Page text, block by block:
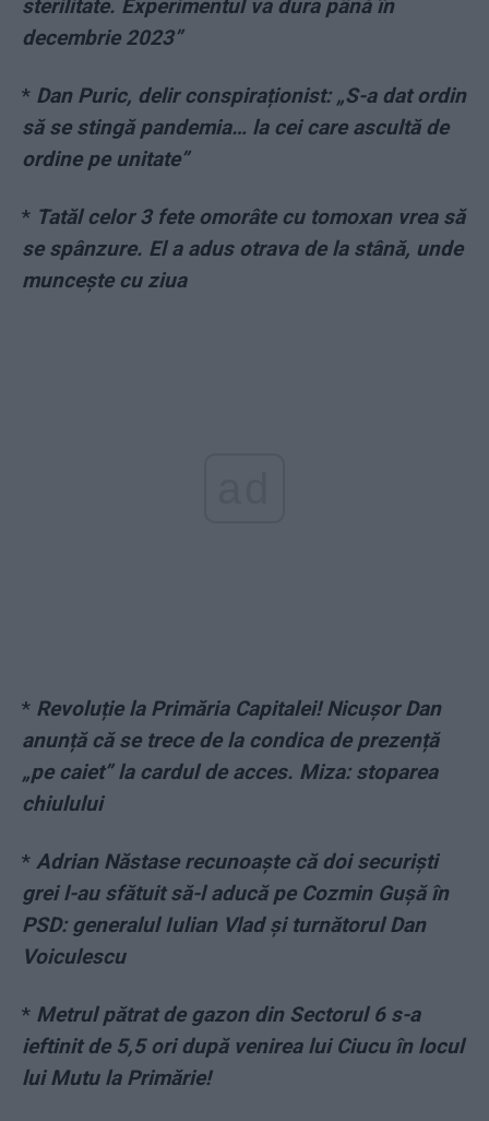
sterilitate. Experimentul va dura până în
decembrie 2023”
* Dan Puric, delir conspiraționist: „S-a dat ordin
să se stingă pandemia… la cei care ascultă de
ordine pe unitate”
* Tatăl celor 3 fete omorâte cu tomoxan vrea să
se spânzure. El a adus otrava de la stână, unde
muncește cu ziua
* Revoluție la Primăria Capitalei! Nicușor Dan
anunță că se trece de la condica de prezență
„pe caiet” la cardul de acces. Miza: stoparea
chiulului
* Adrian Năstase recunoaște că doi securiști
grei l-au sfătuit să-l aducă pe Cozmin Gușă în
PSD: generalul Iulian Vlad și turnătorul Dan
Voiculescu
* Metrul pătrat de gazon din Sectorul 6 s-a
ieftinit de 5,5 ori după venirea lui Ciucu în locul
lui Mutu la Primărie!